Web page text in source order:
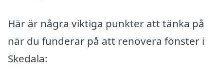
Här är några viktiga punkter att tänka på
när du funderar på att renovera fönster i
Skedala: